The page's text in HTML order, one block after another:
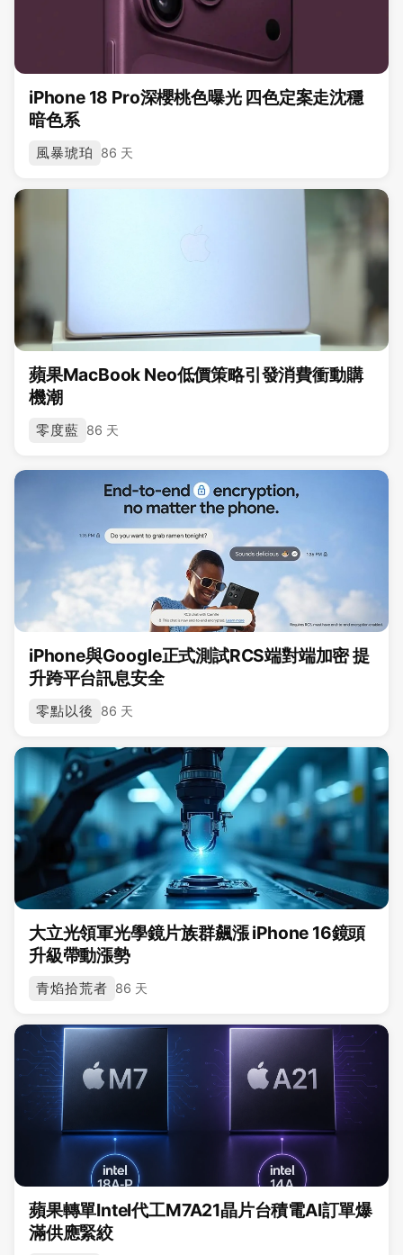
iPhone 18 Pro深櫻桃色曝光 四色定案走沈穩
暗色系
風暴琥珀 86 天
蘋果MacBook Neo低價策略引發消費衝動購
機潮
零度藍 86 天
iPhone與Google正式測試RCS端對端加密 提
升跨平台訊息安全
零點以後 86 天
大立光領軍光學鏡片族群飆漲 iPhone 16鏡頭
升級帶動漲勢
青焰拾荒者 86 天
蘋果轉單Intel代工M7A21晶片台積電AI訂單爆
滿供應緊絞